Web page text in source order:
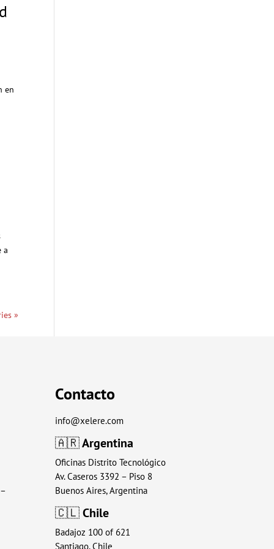
en
a
»
Contacto
info@xelere.com
🇦🇷Argentina
Oficinas Distrito Tecnológico
Av. Caseros 3392 – Piso 8
Buenos Aires, Argentina
🇨🇱 Chile
Badajoz 100 of 621
Santiago, Chile